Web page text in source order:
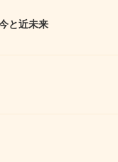
と近未来